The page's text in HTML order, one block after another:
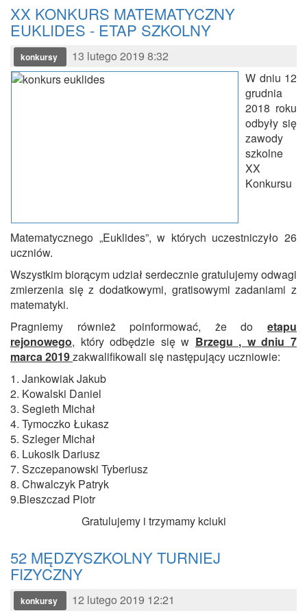
XX KONKURS MATEMATYCZNY
EUKLIDES - ETAP SZKOLNY
konkursy
13 lutego 2019 8:32
W dniu 12
grudnia
2018 roku
odbyły się
zawody
szkolne
XX
Konkursu
Matematycznego „Euklides”, w których uczestniczyło 26
uczniów.
Wszystkim biorącym udział serdecznie gratulujemy odwagi
zmierzenia się z dodatkowymi, gratisowymi zadaniami z
matematyki.
Pragniemy również poinformować, że do etapu
rejonowego, który odbędzie się w Brzegu , w dniu 7
marca 2019zakwalifikowali się następujący uczniowie:
1. Jankowiak Jakub
2. Kowalski Daniel
3. Segieth Michał
4. Tymoczko Łukasz
5. Szleger Michał
6. Lukosik Dariusz
7. Szczepanowski Tyberiusz
8. Chwalczyk Patryk
9.Bieszczad Piotr
Gratulujemy i trzymamy kciuki
52 MĘDZYSZKOLNY TURNIEJ
FIZYCZNY
konkursy
12 lutego 2019 12:21